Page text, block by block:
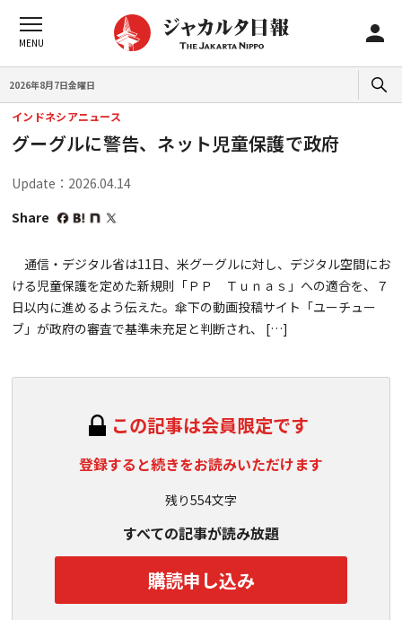
2026年8月7日金曜日
インドネシアニュース
グーグルに警告、ネット児童保護で政府
Update：2026.04.14
Share
通信・デジタル省は11日、米グーグルに対し、デジタル空間にお
ける児童保護を定めた新規則「ＰＰ Ｔｕｎａｓ」への適合を、７
日以内に進めるよう伝えた。傘下の動画投稿サイト「ユーチュー
ブ」が政府の審査で基準未充足と判断され、 […]
この記事は会員限定です
登録すると続きをお読みいただけます
残り554文字
すべての記事が読み放題
購読申し込み